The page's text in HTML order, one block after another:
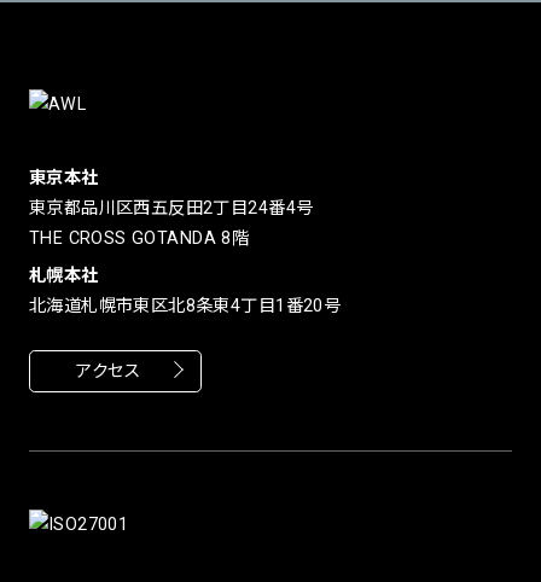
東京本社
東京都品川区西五反田2丁目24番4号
THE CROSS GOTANDA 8階
札幌本社
北海道札幌市東区北8条東4丁目1番20号
アクセス